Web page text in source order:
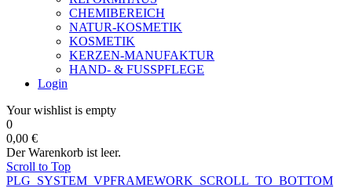
CHEMIBEREICH
NATUR-KOSMETIK
KOSMETIK
KERZEN-MANUFAKTUR
HAND- & FUSSPFLEGE
Login
Your wishlist is empty
0
0,00 €
Der Warenkorb ist leer.
Scroll to Top
PLG_SYSTEM_VPFRAMEWORK_SCROLL_TO_BOTTOM